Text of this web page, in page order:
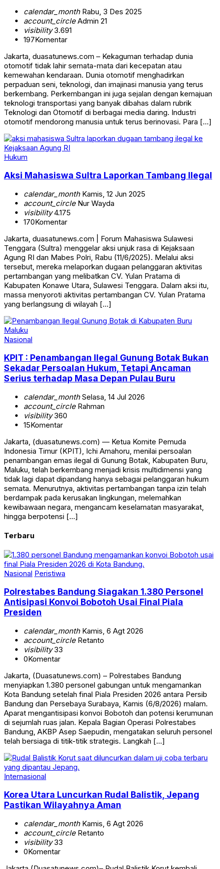
calendar_monthRabu, 3 Des 2025
account_circleAdmin 21
visibility3.691
197Komentar
Jakarta, duasatunews.com – Kekaguman terhadap dunia
otomotif tidak lahir semata-mata dari kecepatan atau
kemewahan kendaraan. Dunia otomotif menghadirkan
perpaduan seni, teknologi, dan imajinasi manusia yang terus
berkembang. Perkembangan ini juga sejalan dengan kemajuan
teknologi transportasi yang banyak dibahas dalam rubrik
Teknologi dan Otomotif di berbagai media daring. Industri
otomotif mendorong manusia untuk terus berinovasi. Para […]
Hukum
Aksi Mahasiswa Sultra Laporkan Tambang Ilegal
calendar_monthKamis, 12 Jun 2025
account_circleNur Wayda
visibility4.175
170Komentar
Jakarta, duasatunews.com | Forum Mahasiswa Sulawesi
Tenggara (Sultra) menggelar aksi unjuk rasa di Kejaksaan
Agung RI dan Mabes Polri, Rabu (11/6/2025). Melalui aksi
tersebut, mereka melaporkan dugaan pelanggaran aktivitas
pertambangan yang melibatkan CV. Yulan Pratama di
Kabupaten Konawe Utara, Sulawesi Tenggara. Dalam aksi itu,
massa menyoroti aktivitas pertambangan CV. Yulan Pratama
yang berlangsung di wilayah […]
Nasional
KPIT : Penambangan Ilegal Gunung Botak Bukan
Sekadar Persoalan Hukum, Tetapi Ancaman
Serius terhadap Masa Depan Pulau Buru
calendar_monthSelasa, 14 Jul 2026
account_circleRahman
visibility360
15Komentar
Jakarta, (duasatunews.com) — Ketua Komite Pemuda
Indonesia Timur (KPIT), Ichi Amahoru, menilai persoalan
penambangan emas ilegal di Gunung Botak, Kabupaten Buru,
Maluku, telah berkembang menjadi krisis multidimensi yang
tidak lagi dapat dipandang hanya sebagai pelanggaran hukum
semata. Menurutnya, aktivitas pertambangan tanpa izin telah
berdampak pada kerusakan lingkungan, melemahkan
kewibawaan negara, mengancam keselamatan masyarakat,
hingga berpotensi […]
Terbaru
Nasional Peristiwa
Polrestabes Bandung Siagakan 1.380 Personel
Antisipasi Konvoi Bobotoh Usai Final Piala
Presiden
calendar_monthKamis, 6 Agt 2026
account_circleRetanto
visibility33
0Komentar
Jakarta, (Duasatunews.com) – Polrestabes Bandung
menyiapkan 1.380 personel gabungan untuk mengamankan
Kota Bandung setelah final Piala Presiden 2026 antara Persib
Bandung dan Persebaya Surabaya, Kamis (6/8/2026) malam.
Aparat mengantisipasi konvoi Bobotoh dan potensi kerumunan
di sejumlah ruas jalan. Kepala Bagian Operasi Polrestabes
Bandung, AKBP Asep Saepudin, mengatakan seluruh personel
telah bersiaga di titik-titik strategis. Langkah […]
Internasional
Korea Utara Luncurkan Rudal Balistik, Jepang
Pastikan Wilayahnya Aman
calendar_monthKamis, 6 Agt 2026
account_circleRetanto
visibility33
0Komentar